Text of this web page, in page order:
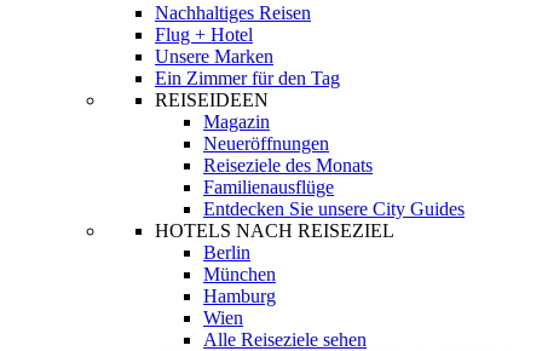
Nachhaltiges Reisen
Flug + Hotel
Unsere Marken
Ein Zimmer für den Tag
REISEIDEEN
Magazin
Neueröffnungen
Reiseziele des Monats
Familienausflüge
Entdecken Sie unsere City Guides
HOTELS NACH REISEZIEL
Berlin
München
Hamburg
Wien
Alle Reiseziele sehen